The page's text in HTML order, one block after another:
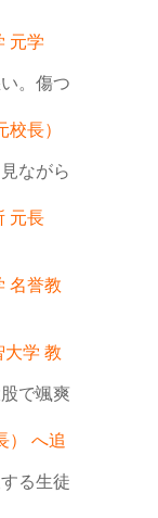
元学
。傷つ
長）
ながら
元長
名誉教
大学 教
で颯爽
） へ追
る生徒